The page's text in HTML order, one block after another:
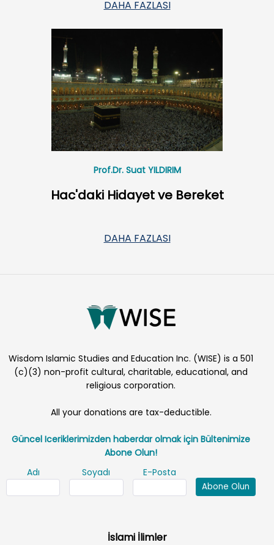
DAHA FAZLASI
Prof.Dr. Suat YILDIRIM
Hac'daki Hidayet ve Bereket
DAHA FAZLASI
Wisdom Islamic Studies and Education Inc. (WISE) is a 501
(c)(3) non-profit cultural, charitable, educational, and
religious corporation.
All your donations are tax-deductible.
Güncel Iceriklerimizden haberdar olmak için Bültenimize
Abone Olun!
Adı
Soyadı E-Posta
Abone Olun
İslami İlimler